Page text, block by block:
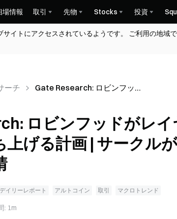
場情報 取引 先物 Stocks 投資
イトにアクセスされているようです。 ご利用の地
ーチ
Gate Research: ロビンフッド
米国の銀行ライセンスを申請
ロビンフッドがレ
上げる計画 | サークル
デイリーレポート アルトコイン 取引 マクロトレンド
: 1m